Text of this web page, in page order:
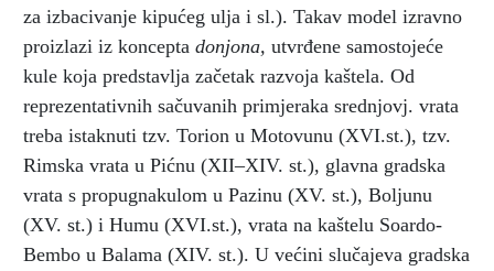
za izbacivanje kipućeg ulja i sl.). Takav model izravno
proizlazi iz koncepta donjona, utvrđene samostojeće
kule koja predstavlja začetak razvoja kaštela. Od
reprezentativnih sačuvanih primjeraka srednjovj. vrata
treba istaknuti tzv. Torion u Motovunu (XVI.st.), tzv.
Rimska vrata u Pićnu (XII–XIV. st.), glavna gradska
vrata s propugnakulom u Pazinu (XV. st.), Boljunu
(XV. st.) i Humu (XVI.st.), vrata na kaštelu Soardo-
Bembo u Balama (XIV. st.). U većini slučajeva gradska